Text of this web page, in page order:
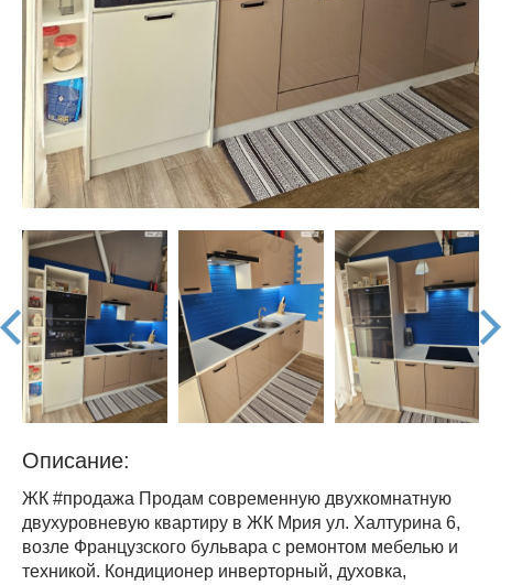
prev
next
Описание:
ЖК #продажа Продам современную двухкомнатную
двухуровневую квартиру в ЖК Мрия ул. Халтурина 6,
возле Французского бульвара с ремонтом мебелью и
техникой. Кондиционер инверторный, духовка,